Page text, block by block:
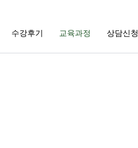
수강후기 교육과정 상담신청